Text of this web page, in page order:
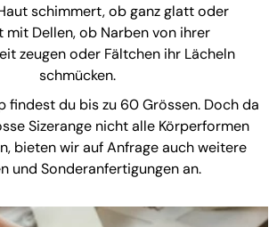
schimmert, ob ganz glatt oder
mit Dellen, ob Narben von ihrer
zeugen oder Fältchen ihr Lächeln
schmücken.
findest du bis zu 60 Grössen. Doch da
Sizerange nicht alle Körperformen
bieten wir auf Anfrage auch weitere
und Sonderanfertigungen an.